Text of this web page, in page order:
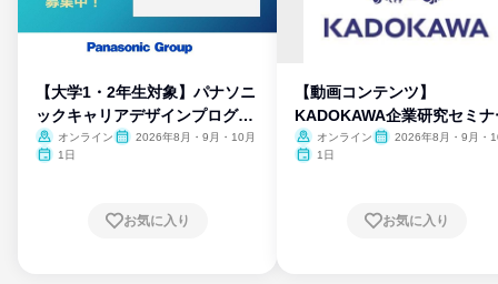
【大学1・2年生対象】パナソニ
ックキャリアデザインプログラ
ム
オンライン
2026年8月・9月・10月
1日
お気に入り
【動画コンテンツ】
KADOKAWA企業研究セミナ
オンライン
2026年8月・9月・
1日
お気に入り